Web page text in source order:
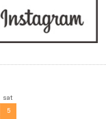
sat
5